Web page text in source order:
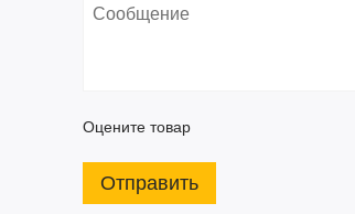
Оцените товар
Отправить